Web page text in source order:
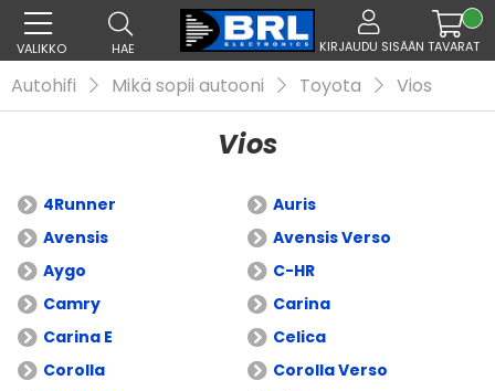
VALIKKO HAE KIRJAUDU SISÄÄN TAVARAT
Autohifi Mikä sopii autooni Toyota Vios
Vios
4Runner
Auris
Avensis
Avensis Verso
Aygo
C-HR
Camry
Carina
Carina E
Celica
Corolla
Corolla Verso